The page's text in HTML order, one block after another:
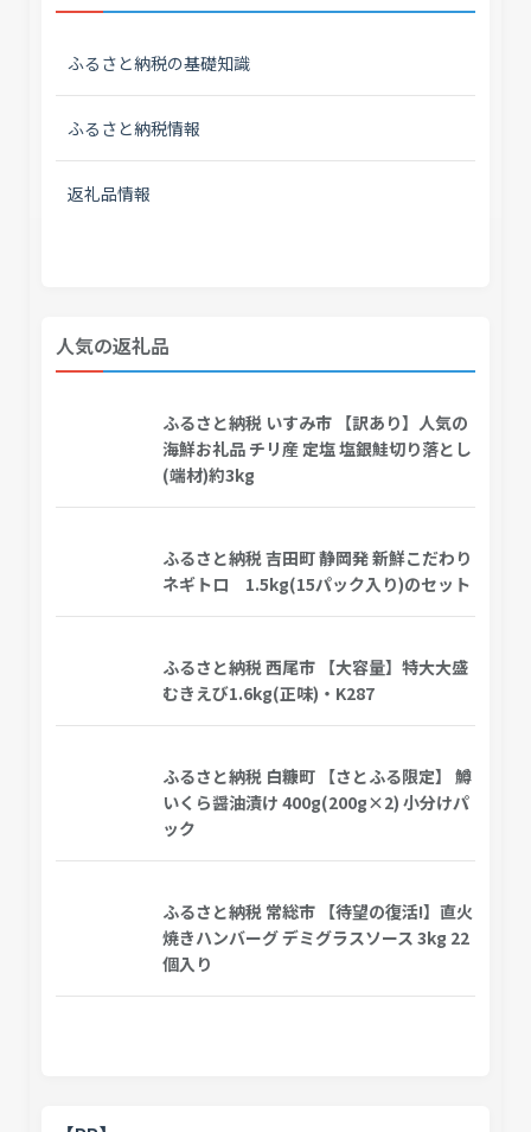
ふるさと納税の基礎知識
ふるさと納税情報
返礼品情報
人気の返礼品
ふるさと納税 いすみ市 【訳あり】人気の
海鮮お礼品 チリ産 定塩 塩銀鮭切り落とし
(端材)約3kg
ふるさと納税 吉田町 静岡発 新鮮こだわり
ネギトロ 1.5kg(15パック入り)のセット
ふるさと納税 西尾市 【大容量】特大大盛
むきえび1.6kg(正味)・K287
ふるさと納税 白糠町 【さとふる限定】 鱒
いくら醤油漬け 400g(200g×2) 小分けパ
ック
ふるさと納税 常総市 【待望の復活!】直火
焼きハンバーグ デミグラスソース 3kg 22
個入り